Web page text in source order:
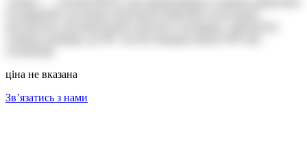
ціна не вказана
Зв’язатись з нами